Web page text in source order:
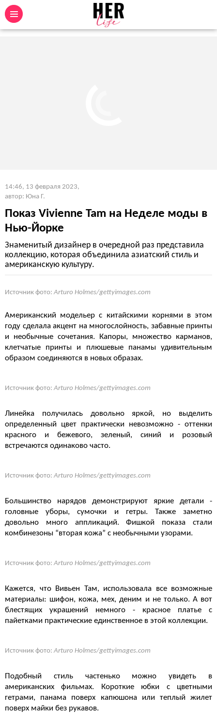
14:46, 13 февраля 2023,
автор: Юна Г.
Показ Vivienne Tam на Неделе моды в
Нью-Йорке
Знаменитый дизайнер в очередной раз представила
коллекцию, которая объединила азиатский стиль и
американскую культуру.
Источник фото: Arturo Holmes/gettyimages.com
Американский модельер с китайскими корнями в этом
году сделала акцент на многослойность, забавные принты
и необычные сочетания. Капоры, множество карманов,
клетчатые принты и плюшевые панамы удивительным
образом соединяются в новых образах.
Источник фото: Arturo Holmes/gettyimages.com
Линейка получилась довольно яркой, но выделить
определенный цвет практически невозможно - оттенки
красного и бежевого, зеленый, синий и розовый
встречаются одинаково часто.
Источник фото: Arturo Holmes/gettyimages.com
Большинство нарядов демонстрируют яркие детали -
головные уборы, сумочки и гетры. Также заметно
довольно много аппликаций. Фишкой показа стали
комбинезоны “вторая кожа” с необычными узорами.
Источник фото: Arturo Holmes/gettyimages.com
Кажется, что Вивьен Там, использовала все возможные
материалы: шифон, кожа, мех, деним и не только. А вот
блестящих украшений немного - красное платье с
пайетками практические единственное в этой коллекции.
Источник фото: Arturo Holmes/gettyimages.com
Подобный стиль частенько можно увидеть в
американских фильмах. Короткие юбки с цветными
гетрами, панама поверх капюшона или теплый жилет
поверх майки без рукавов.